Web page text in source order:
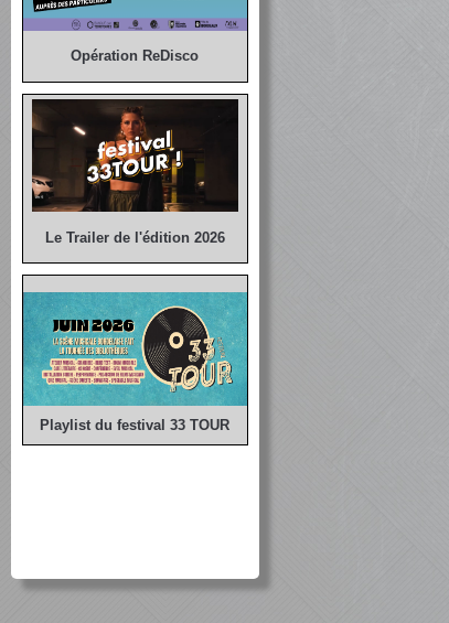
Opération ReDisco
Le Trailer de l'édition 2026
Playlist du festival 33 TOUR